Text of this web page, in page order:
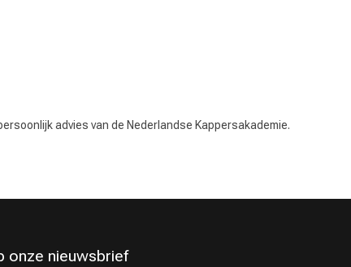
advies van de Nederlandse Kappersakademie.
onze nieuwsbrief